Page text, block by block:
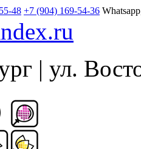
48 +7 (904) 169-54-36
| ул.